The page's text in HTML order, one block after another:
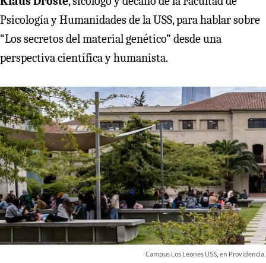
Psicología y Humanidades de la USS, para hablar sobre
“Los secretos del material genético” desde una
perspectiva científica y humanista.
Campus Los Leones USS, en Providencia.